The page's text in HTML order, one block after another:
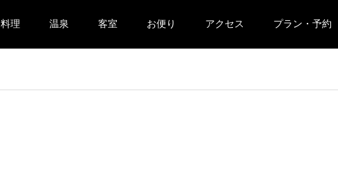
料理 温泉 客室 お便り アクセス プラン・予約